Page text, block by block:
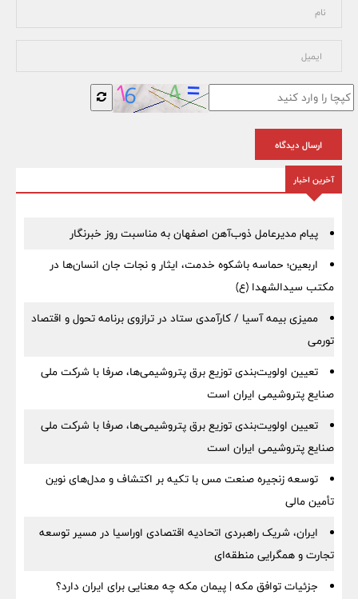
ارسال دیدگاه
آخرین اخبار
پیام مدیرعامل ذوب‌آهن اصفهان به مناسبت روز خبرنگار
اربعین؛ حماسه باشکوه خدمت، ایثار و نجات جان انسان‌ها در
مکتب سیدالشهدا (ع)
ممیزی بیمه آسیا / کارآمدی ستاد در ترازوی برنامه تحول و اقتصاد
تورمی
تعیین اولویت‌بندی توزیع برق پتروشیمی‌ها، صرفا با شرکت ملی
صنایع پتروشیمی ایران است
تعیین اولویت‌بندی توزیع برق پتروشیمی‌ها، صرفا با شرکت ملی
صنایع پتروشیمی ایران است
توسعه زنجیره صنعت مس با تکیه بر اکتشاف و مدل‌های نوین
تأمین مالی
ایران، شریک راهبردی اتحادیه اقتصادی اوراسیا در مسیر توسعه
تجارت و همگرایی منطقه‌ای
جزئیات توافق مکه | پیمان مکه چه معنایی برای ایران دارد؟